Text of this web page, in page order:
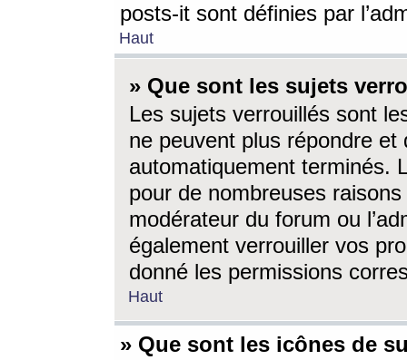
posts-it sont définies par
Haut
» Que sont les sujets
Les sujets verrouillés sont
ne peuvent plus répondre
automatiquement terminés.
pour de nombreuses
modérateur du forum ou
également verrouiller vos
donné les permissions
Haut
» Que sont les icônes de